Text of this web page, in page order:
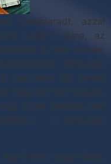
megmaradt, azzal
kellett volna, az
is nem voltam
Főiskolán
nap alatt 38 verset
hogy én nem vagyok
olyan feladat, ami
– a főiskolán
filmet, vagy nézek